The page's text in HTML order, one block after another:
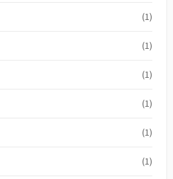
(1)
(1)
(1)
(1)
(1)
(1)